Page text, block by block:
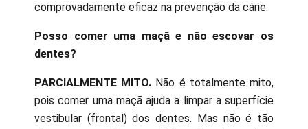
comprovadamente eficaz na prevenção da cárie.
Posso comer uma maçã e não escovar os
dentes?
PARCIALMENTE MITO. Não é totalmente mito,
pois comer uma maçã ajuda a limpar a superfície
vestibular (frontal) dos dentes. Mas não é tão